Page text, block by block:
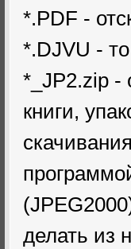
*.PDF -
*.DJVU -
*_JP2.zip -
книги,
делать из